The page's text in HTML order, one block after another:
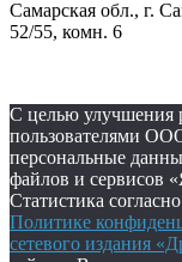
Самарская обл., г.
52/55, комн. 6
С целью улучшения
пользователями
персональные
файлов и сервисов
Статистика согласно
Политике
сетевого издания